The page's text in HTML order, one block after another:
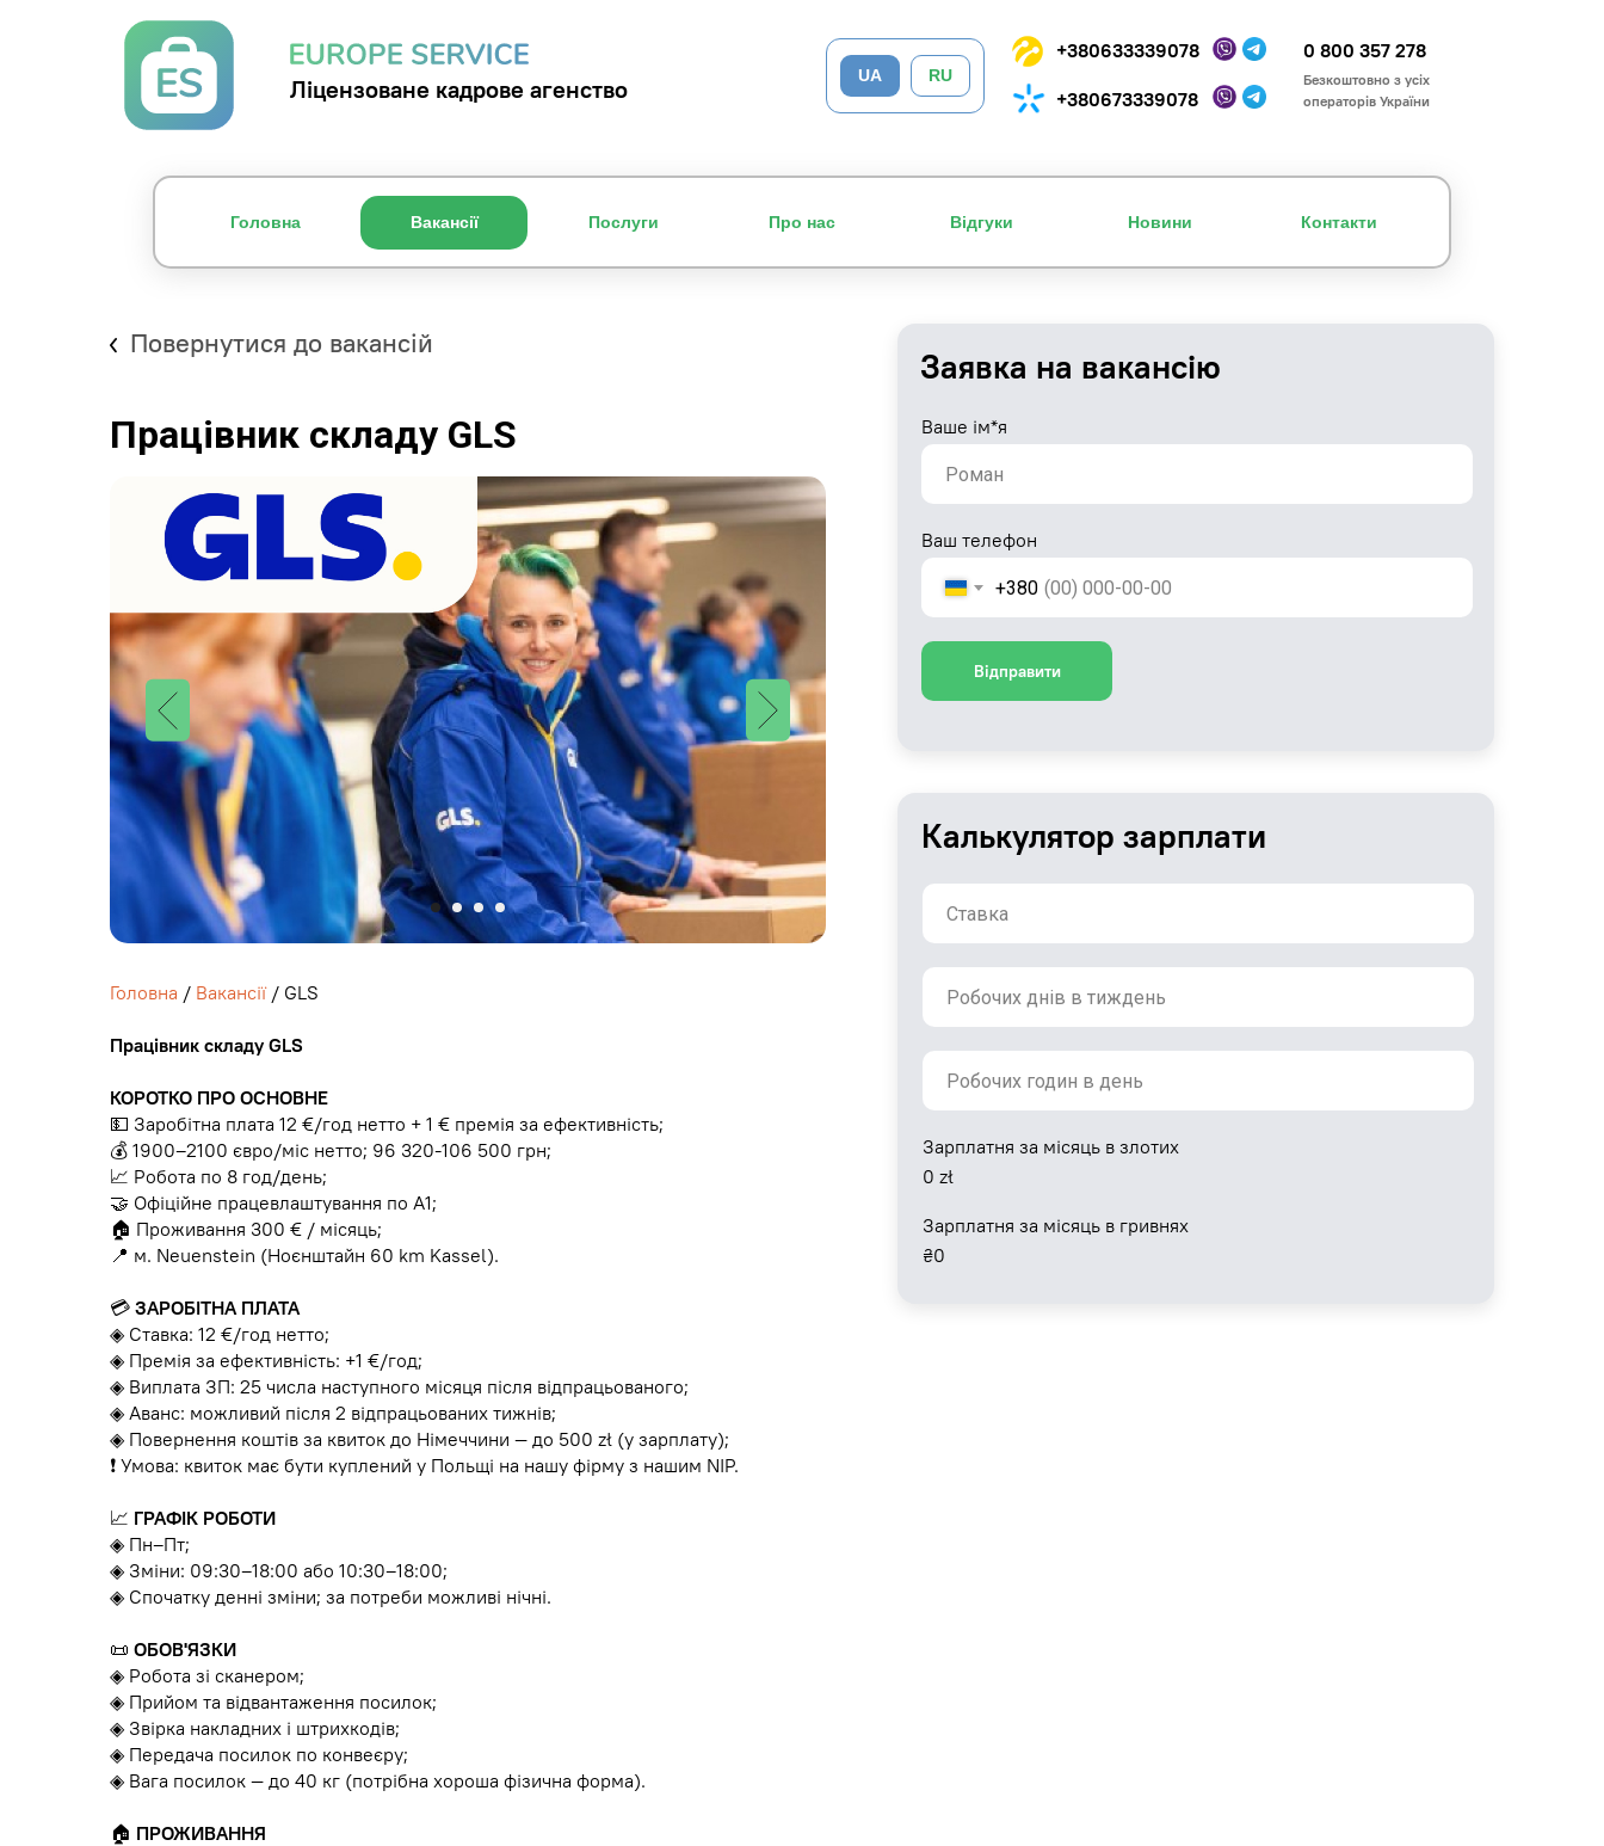
Ліцензоване кадрове агенство
Головна Послуги Контакти
Новини
Відгуки
Про нас
Вакансії
UA RU
+380633339078
+380673339078
0 800 357 278
Безкоштовно з усіх
операторів України
Зарплатня за місяць в злотих
0 zł
Зарплатня за місяць в гривнях
₴0
Калькулятор зарплати
Повернутися до вакансій
Ваше ім*я
Ваш телефон
+380
Відправити
Заявка на вакансію
Працівник складу GLS
Головна / Вакансії/ GLS
Працівник складу GLS
КОРОТКО ПРО ОСНОВНЕ
💵 Заробітна плата 12 €/год нетто + 1 € премія за ефективність;
💰 1900–2100 євро/міс нетто; 96 320-106 500 грн;
📈 Робота по 8 год/день;
🤝 Офіційне працевлаштування по А1;
🏠 Проживання 300 € / місяць;
📍 м. Neuenstein (Ноєнштайн 60 km Kassel).
💳 ЗАРОБІТНА ПЛАТА
◈ Ставка: 12 €/год нетто;
◈ Премія за ефективність: +1 €/год;
◈ Виплата ЗП: 25 числа наступного місяця після відпрацьованого;
◈ Аванс: можливий після 2 відпрацьованих тижнів;
◈ Повернення коштів за квиток до Німеччини — до 500 zł (у зарплату);
❗️ Умова: квиток має бути куплений у Польщі на нашу фірму з нашим NIP.
📈 ГРАФІК РОБОТИ
◈ Пн–Пт;
◈ Зміни: 09:30–18:00 або 10:30–18:00;
◈ Спочатку денні зміни; за потреби можливі нічні.
📜 ОБОВ'ЯЗКИ
◈ Робота зі сканером;
◈ Прийом та відвантаження посилок;
◈ Звірка накладних і штрихкодів;
◈ Передача посилок по конвеєру;
◈ Вага посилок — до 40 кг (потрібна хороша фізична форма).
🏠 ПРОЖИВАННЯ